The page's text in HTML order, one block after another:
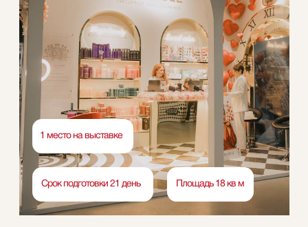
1 место на выставке
Срок подготовки 21 день Площадь 18 кв м